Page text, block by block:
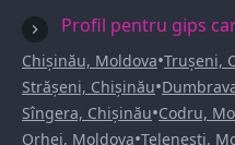
Profil pentru gips
Chișinău, Moldova•Trușeni,
Strășeni, Chișinău•
Sîngera, Chișinău•Codru,
Orhei, Moldova•Telenești,